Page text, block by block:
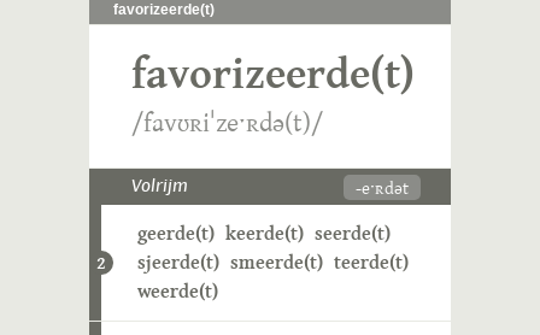
favorizeerde(t)
favorizeerde(t)
/favʊʀiˈzeˑʀdə(t)/
Volrijm -eˑʀdət
2
geerde(t) keerde(t) seerde(t)
sjeerde(t) smeerde(t) teerde(t)
weerde(t)